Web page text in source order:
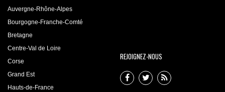
Auvergne-Rhône-Alpes
Bourgogne-Franche-Comté
Bretagne
Centre-Val de Loire
Corse
Grand Est
Hauts-de-France
REJOIGNEZ-NOUS